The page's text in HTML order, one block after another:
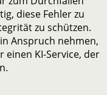
diese Fehler zu
zu schützen.
Anspruch nehmen,
KI-Service, der